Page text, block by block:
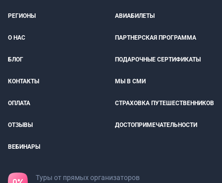
РЕГИОНЫ АВИАБИЛЕТЫ
О НАС ПАРТНЕРСКАЯ ПРОГРАММА
БЛОГ ПОДАРОЧНЫЕ СЕРТИФИКАТЫ
КОНТАКТЫ МЫ В СМИ
ОПЛАТА СТРАХОВКА ПУТЕШЕСТВЕННИКОВ
ОТЗЫВЫ ДОСТОПРИМЕЧАТЕЛЬНОСТИ
ВЕБИНАРЫ
Туры от прямых организаторов